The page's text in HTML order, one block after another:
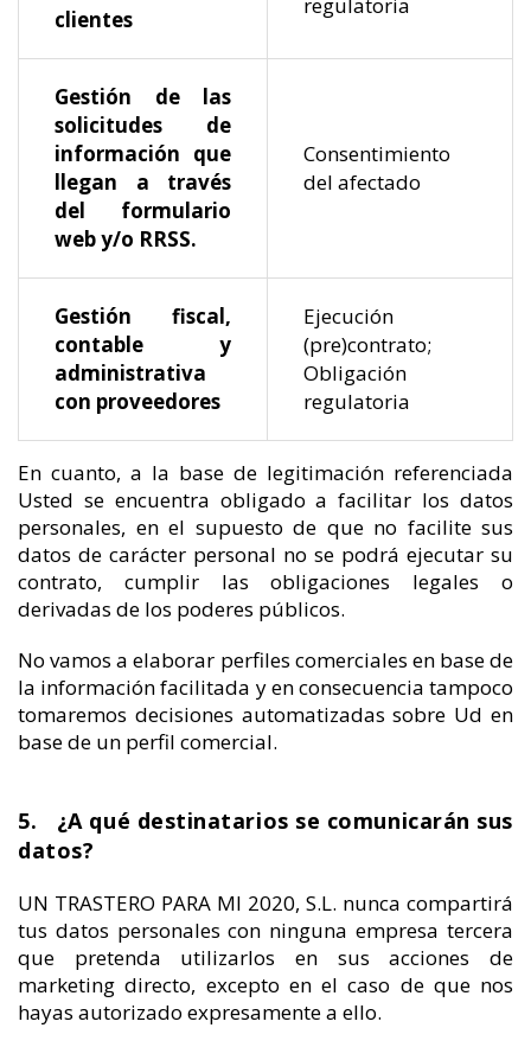
clientes
Gestión de las
solicitudes de
información que
llegan a través
del formulario
web y/o RRSS.
Consentimiento
del afectado
Gestión fiscal,
contable y
administrativa
con proveedores
Ejecución
(pre)contrato;
Obligación
regulatoria
En cuanto, a la base de legitimación referenciada
Usted se encuentra obligado a facilitar los datos
personales, en el supuesto de que no facilite sus
datos de carácter personal no se podrá ejecutar su
contrato, cumplir las obligaciones legales o
derivadas de los poderes públicos.
No vamos a elaborar perfiles comerciales en base de
la información facilitada y en consecuencia tampoco
tomaremos decisiones automatizadas sobre Ud en
base de un perfil comercial.
5. ¿A qué destinatarios se comunicarán sus
datos?
UN TRASTERO PARA MI 2020, S.L. nunca compartirá
tus datos personales con ninguna empresa tercera
que pretenda utilizarlos en sus acciones de
marketing directo, excepto en el caso de que nos
hayas autorizado expresamente a ello.